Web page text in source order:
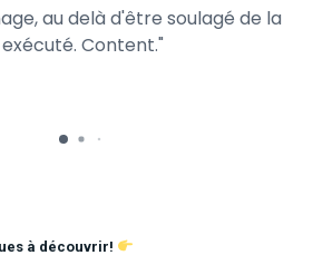
au delà d'être soulagé de la
Content.
à découvrir!